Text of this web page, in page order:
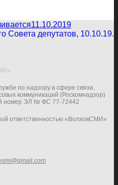
11.10.2019
Совета депутатов, 10.10.19.
по надзору в сфере связи,
коммуникаций (Роскомнадзор)
номер ЭЛ № ФС 77-72442
ответственностью «ВолховСМИ»